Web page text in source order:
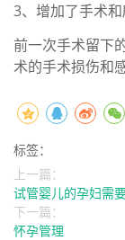
3、增加了手术
前一次手术留下
术的手术损伤和
标签：
上一篇：
试管婴儿的孕妇需
下一篇：
怀孕管理